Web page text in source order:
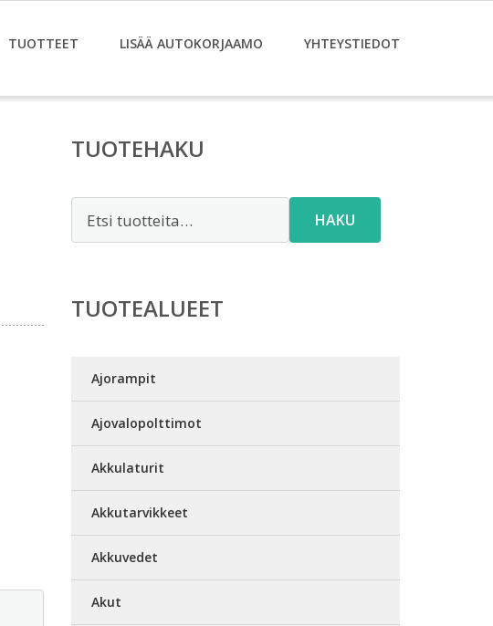
TUOTTEET LISÄÄ AUTOKORJAAMO YHTEYSTIEDOT
TUOTEHAKU
HAKU
TUOTEALUEET
Ajorampit
Ajovalopolttimot
Akkulaturit
Akkutarvikkeet
Akkuvedet
Akut